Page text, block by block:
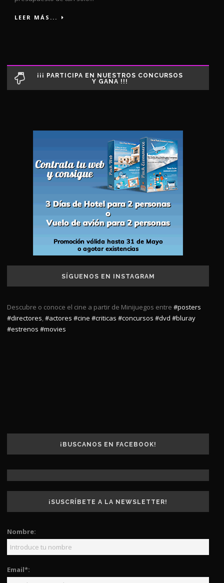
LEER MÁS...
¡¡¡ PARTICIPA EN NUESTROS CONCURSOS
Y GANA !!!
SÍGUENOS EN INSTAGRAM
Descubre o conoce el cine a partir de Minijuegos entre #posters
#directores,#actores #cine #criticas #concursos #dvd #bluray
#estrenos #movies
¡BUSCANOS EN FACEBOOK!
¡SUSCRÍBETE A LA NEWSLETTER!
Nombre:
Email*: